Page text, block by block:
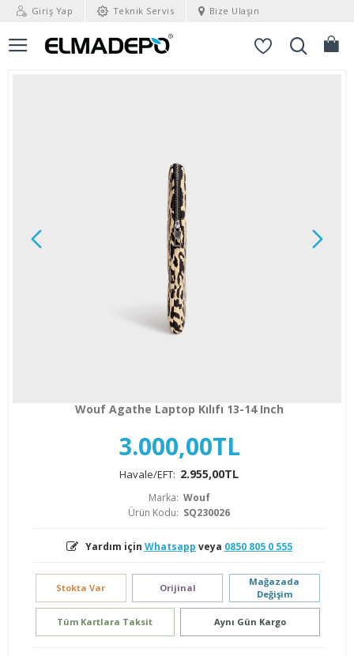
Giriş Yap Teknik Servis Bize Ulaşın
Wouf Agathe Laptop Kılıfı 13-14 Inch
3.000,00TL
Havale/EFT: 2.955,00TL
Marka: Wouf
Ürün Kodu: SQ230026
Yardım için Whatsapp veya 0850 805 0 555
Stokta Var Orijinal
Mağazada
Değişim
Tüm Kartlara Taksit Aynı Gün Kargo